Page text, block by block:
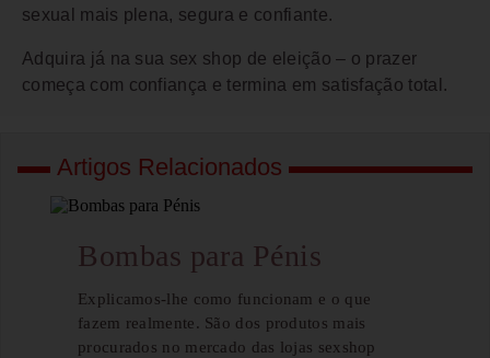
sexual mais plena, segura e confiante.
Adquira já na sua sex shop de eleição – o prazer
começa com confiança e termina em satisfação total.
Artigos Relacionados
Bombas para Pénis
Explicamos-lhe como funcionam e o que
fazem realmente. São dos produtos mais
procurados no mercado das lojas sexshop